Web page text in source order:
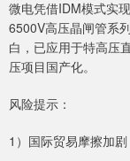
微电凭借IDM模式实
6500V高压晶闸管系
白，已应用于特高压
压项目国产化。
风险提示：
1）国际贸易摩擦加剧